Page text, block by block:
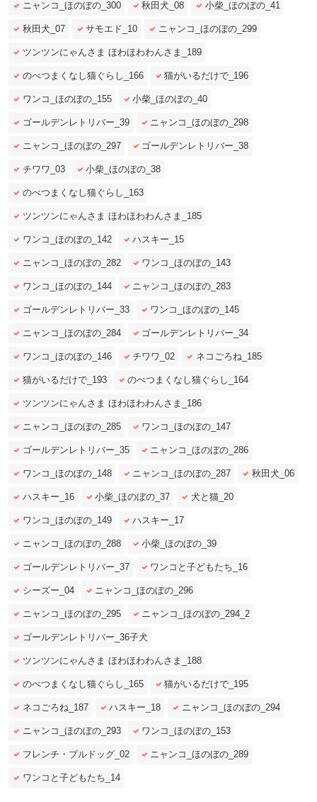
ニャンコ_ほのぼの_300 秋田犬_08 小柴_ほのぼの_41
秋田犬_07 サモエド_10 ニャンコ_ほのぼの_299
ツンツンにゃんさま ほわほわわんさま_189
のべつまくなし猫ぐらし_166 猫がいるだけで_196
ワンコ_ほのぼの_155 小柴_ほのぼの_40
ゴールデンレトリバー_39 ニャンコ_ほのぼの_298
ニャンコ_ほのぼの_297 ゴールデンレトリバー_38
チワワ_03 小柴_ほのぼの_38
のべつまくなし猫ぐらし_163
ツンツンにゃんさま ほわほわわんさま_185
ワンコ_ほのぼの_142 ハスキー_15
ニャンコ_ほのぼの_282 ワンコ_ほのぼの_143
ワンコ_ほのぼの_144 ニャンコ_ほのぼの_283
ゴールデンレトリバー_33 ワンコ_ほのぼの_145
ニャンコ_ほのぼの_284 ゴールデンレトリバー_34
ワンコ_ほのぼの_146 チワワ_02 ネコごろね_185
猫がいるだけで_193 のべつまくなし猫ぐらし_164
ツンツンにゃんさま ほわほわわんさま_186
ニャンコ_ほのぼの_285 ワンコ_ほのぼの_147
ゴールデンレトリバー_35 ニャンコ_ほのぼの_286
ワンコ_ほのぼの_148 ニャンコ_ほのぼの_287 秋田犬_06
ハスキー_16 小柴_ほのぼの_37 犬と猫_20
ワンコ_ほのぼの_149 ハスキー_17
ニャンコ_ほのぼの_288 小柴_ほのぼの_39
ゴールデンレトリバー_37 ワンコと子どもたち_16
シーズー_04 ニャンコ_ほのぼの_296
ニャンコ_ほのぼの_295 ニャンコ_ほのぼの_294_2
ゴールデンレトリバー_36子犬
ツンツンにゃんさま ほわほわわんさま_188
のべつまくなし猫ぐらし_165 猫がいるだけで_195
ネコごろね_187 ハスキー_18 ニャンコ_ほのぼの_294
ニャンコ_ほのぼの_293 ワンコ_ほのぼの_153
フレンチ・ブルドッグ_02 ニャンコ_ほのぼの_289
ワンコと子どもたち_14
pecodogs
PECOアプリをダウンロード済みの方
アプリで開く
アプリをダウンロードする